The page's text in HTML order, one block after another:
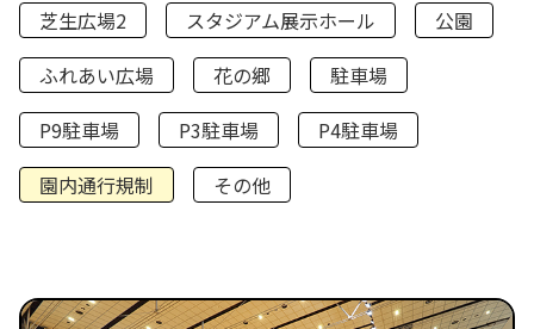
芝生広場2
スタジアム展示ホール
公園
ふれあい広場
花の郷
駐車場
P9駐車場
P3駐車場
P4駐車場
園内通行規制
その他